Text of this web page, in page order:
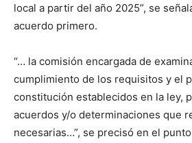
local a partir del año 2025”, se
acuerdo primero.
“… la comisión encargada de
cumplimiento de los requisitos y el
constitución establecidos en la ley,
acuerdos y/o determinaciones que
necesarias…”, se precisó en el